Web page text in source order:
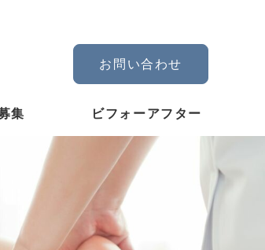
お問い合わせ
集 ビフォーアフター